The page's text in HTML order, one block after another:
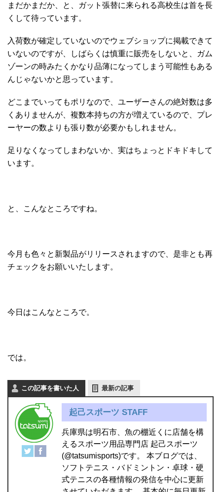
まだかまだか、と、ガット張替に来られる高校生は首を長
くして待っています。
入荷数が確定していないのでウェブショップに掲載できて
いないのですが、しばらくは慎重に販売をしないと、ガム
ゾーンの時みたくかなり品薄になってしまう可能性もある
んじゃないかと思っています。
どこまでいってもポリなので、ユーザーさんの絶対数は多
くありませんが、複数本持ちの方が増えているので、プレ
ーヤーの数よりも張り数が必要かもしれません。
足りなくなってしまわないか、実はちょっとドキドキして
います。
と、こんなところですね。
今月も色々と新製品がリリースされますので、是非とも再
チェックをお願いいたします。
今日はこんなところで。
では。
この記事を書いた人 最新の記事
起己スポーツ STAFF
兵庫県は明石市、魚の棚近くに店舗を構
えるスポーツ用品専門店 起己スポーツ
(@tatsumisports)です。 本ブログでは、
ソフトテニス・バドミントン・卓球・硬
式テニスの各種情報の発信を中心に更新